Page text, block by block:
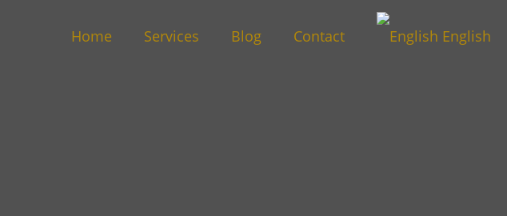
Home Services Blog Contact English